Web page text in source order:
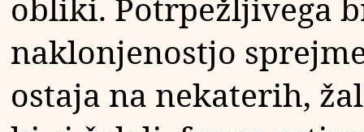
naklonjenostjo
ostaja na nekaterih,